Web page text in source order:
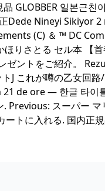
GLOBBER 일본근친
Dede Nineyi Sikiyor
(C) ＆ ™ DC
りさとる セル本 【
ゼントをご紹介。
J これが噂の乙女回
de ore — 한글 타이
スーパー
トに入れる. 国内正